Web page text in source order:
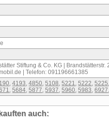
Stiftung & Co. KG |
| Telefon: 091196661385
,4193,4850,5108,5221,5222,5225
,5684,5877,5937,5960,5983,6927,
auch: